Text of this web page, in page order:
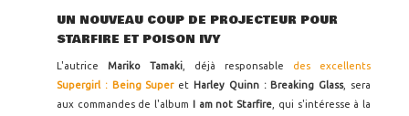
UN NOUVEAU COUP DE PROJECTEUR POUR
STARFIRE ET POISON IVY
L'autrice Mariko Tamaki , déjà responsable des excellents
Supergirl : Being Super et Harley Quinn : Breaking Glass, sera
aux commandes de l'album
I am not Starfire , qui s'intéresse à la